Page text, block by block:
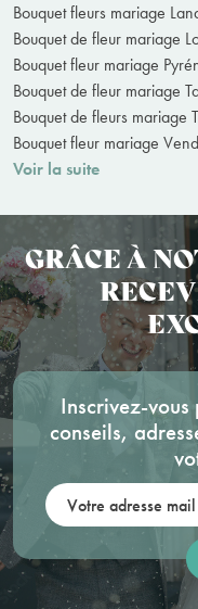
Bouquet fleurs mariage
Bouquet de fleur mariage
Bouquet fleur mariage
Bouquet de fleur mariage
Bouquet de fleurs mariage
Bouquet fleur mariage
Voir la suite
GRÂCE À
Inscrivez-
conseils,